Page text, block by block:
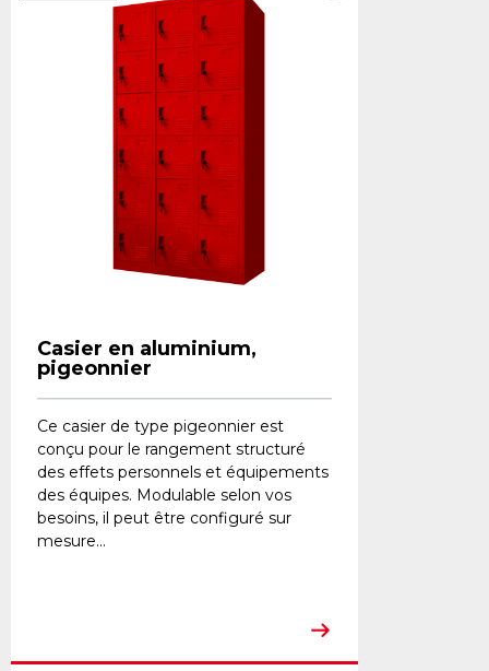
Casier en aluminium,
pigeonnier
Ce casier de type pigeonnier est
conçu pour le rangement structuré
des effets personnels et équipements
des équipes. Modulable selon vos
besoins, il peut être configuré sur
mesure...